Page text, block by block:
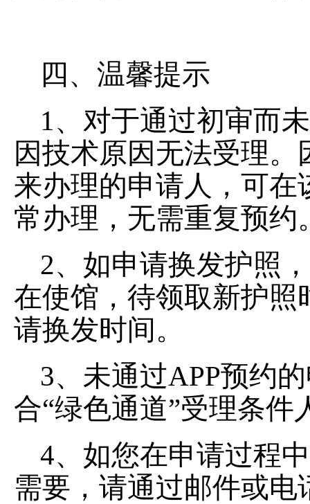
四、温馨提示
1、对于通过初审而
因技术原因无法受理
来办理的申请人，可
常办理，无需重复预约
2、如申请换发护照
在使馆，待领取新护
请换发时间。
3、未通过APP预约
合“绿色通道”受理条件
4、如您在申请过程
需要，请通过邮件或